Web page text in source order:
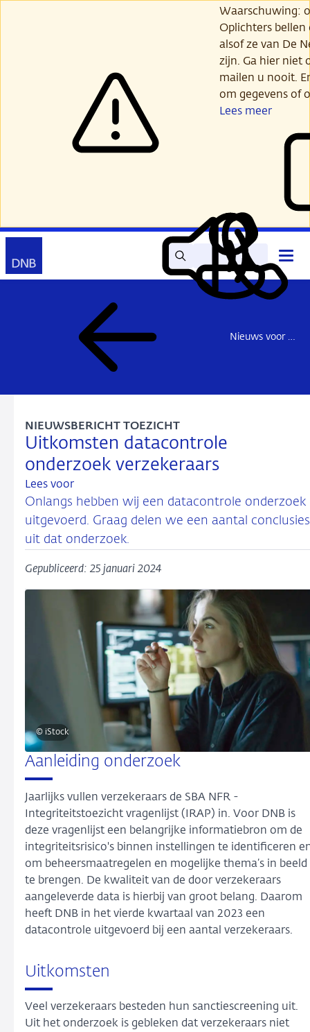
Waarschuwing:
Oplichters
alsof ze van De
zijn. Ga hier niet
mailen u nooit.
om gegevens of
Lees meer
Zoek Lees
voor
Mijn
DNB
Contact
Nieuws voor de sector
Uitkomsten datacontrole
onderzoek verzekeraars
NIEUWSBERICHT TOEZICHT
Lees voor
Onlangs hebben wij een datacontrole onderzoek
uitgevoerd. Graag delen we een aantal conclusies
uit dat onderzoek.
Gepubliceerd: 25 januari 2024
© iStock
Aanleiding onderzoek
Jaarlijks vullen verzekeraars de SBA NFR -
Integriteitstoezicht vragenlijst (IRAP) in. Voor DNB is
deze vragenlijst een belangrijke informatiebron om de
integriteitsrisico's binnen instellingen te identificeren
om beheersmaatregelen en mogelijke thema’s in beeld
te brengen. De kwaliteit van de door verzekeraars
aangeleverde data is hierbij van groot belang. Daarom
heeft DNB in het vierde kwartaal van 2023 een
datacontrole uitgevoerd bij een aantal verzekeraars.
Uitkomsten
Veel verzekeraars besteden hun sanctiescreening uit.
Uit het onderzoek is gebleken dat verzekeraars niet